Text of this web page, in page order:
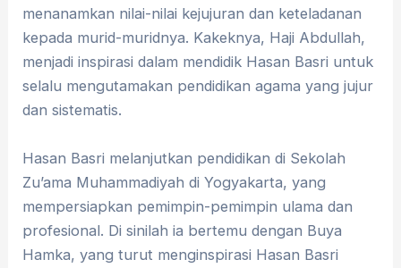
menanamkan nilai-nilai kejujuran dan keteladanan
kepada murid-muridnya. Kakeknya, Haji Abdullah,
menjadi inspirasi dalam mendidik Hasan Basri untuk
selalu mengutamakan pendidikan agama yang jujur
dan sistematis.
Hasan Basri melanjutkan pendidikan di Sekolah
Zu’ama Muhammadiyah di Yogyakarta, yang
mempersiapkan pemimpin-pemimpin ulama dan
profesional. Di sinilah ia bertemu dengan Buya
Hamka, yang turut menginspirasi Hasan Basri